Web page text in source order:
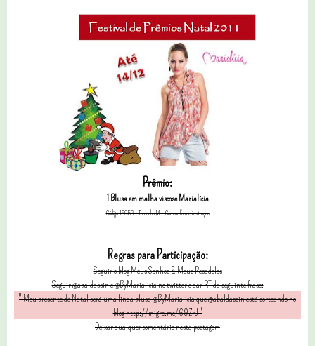
Prêmio:
1 Blusa em malha viscose Marialícia
Código 18053 - Tamanho M - Cor conforme ilustração
Regras para Participação:
Seguir o blog Meus Sonhos & Meus Pesadelos
Seguir @abaldassin e @ByMarialiciano twitter e dar RT da seguinte frase:
" Meu presente de Natal será uma linda blusa @ByMarialicia que @abaldassin está sorteando no
blog http://migre.me/69ZrJ "
Deixar qualquer comentário nesta postagem